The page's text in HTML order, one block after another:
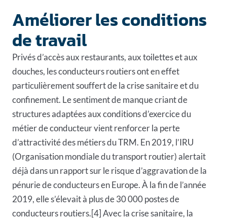
Améliorer les conditions
de travail
Privés d’accès aux restaurants, aux toilettes et aux
douches, les conducteurs routiers ont en effet
particulièrement souffert de la crise sanitaire et du
confinement. Le sentiment de manque criant de
structures adaptées aux conditions d’exercice du
métier de conducteur vient renforcer la perte
d’attractivité des métiers du TRM. En 2019, l’IRU
(Organisation mondiale du transport routier) alertait
déjà dans un rapport sur le risque d’aggravation de la
pénurie de conducteurs en Europe. À la fin de l’année
2019, elle s’élevait à plus de 30 000 postes de
conducteurs routiers.[4] Avec la crise sanitaire, la